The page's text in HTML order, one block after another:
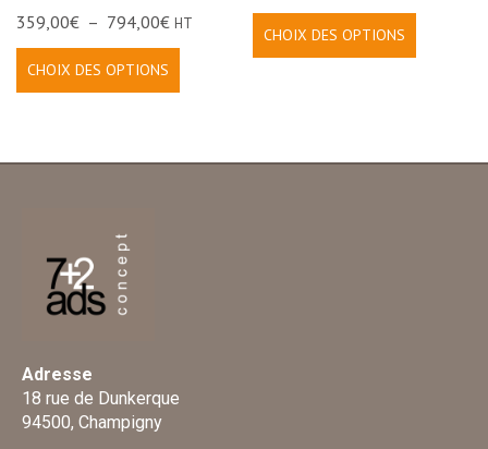
359,00€ – 794,00€ HT
CHOIX DES OPTIONS
CHOIX DES OPTIONS
Adresse
18 rue de Dunkerque
94500, Champigny